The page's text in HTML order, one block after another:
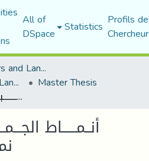
All of
DSpace Statistics Profils
Faculty of Letters and Languages
Department of Arabic Language and Literature Master Thesis
أنــمــــــاط الجـــمـــــــلة المركــــــــبة ( نمـــــاذج قــــرآنيــــــــة
أنــمــــــاط